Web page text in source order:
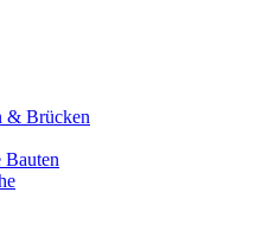
& Brücken
Bauten